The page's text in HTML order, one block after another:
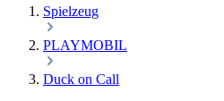
Spielzeug
PLAYMOBIL
Duck on Call